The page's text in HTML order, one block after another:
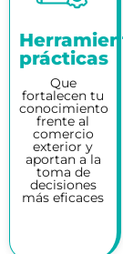
prácticas
Que
fortalecen tu
conocimiento
frente al
comercio
exterior y
aportan a la
toma de
decisiones
más eficaces